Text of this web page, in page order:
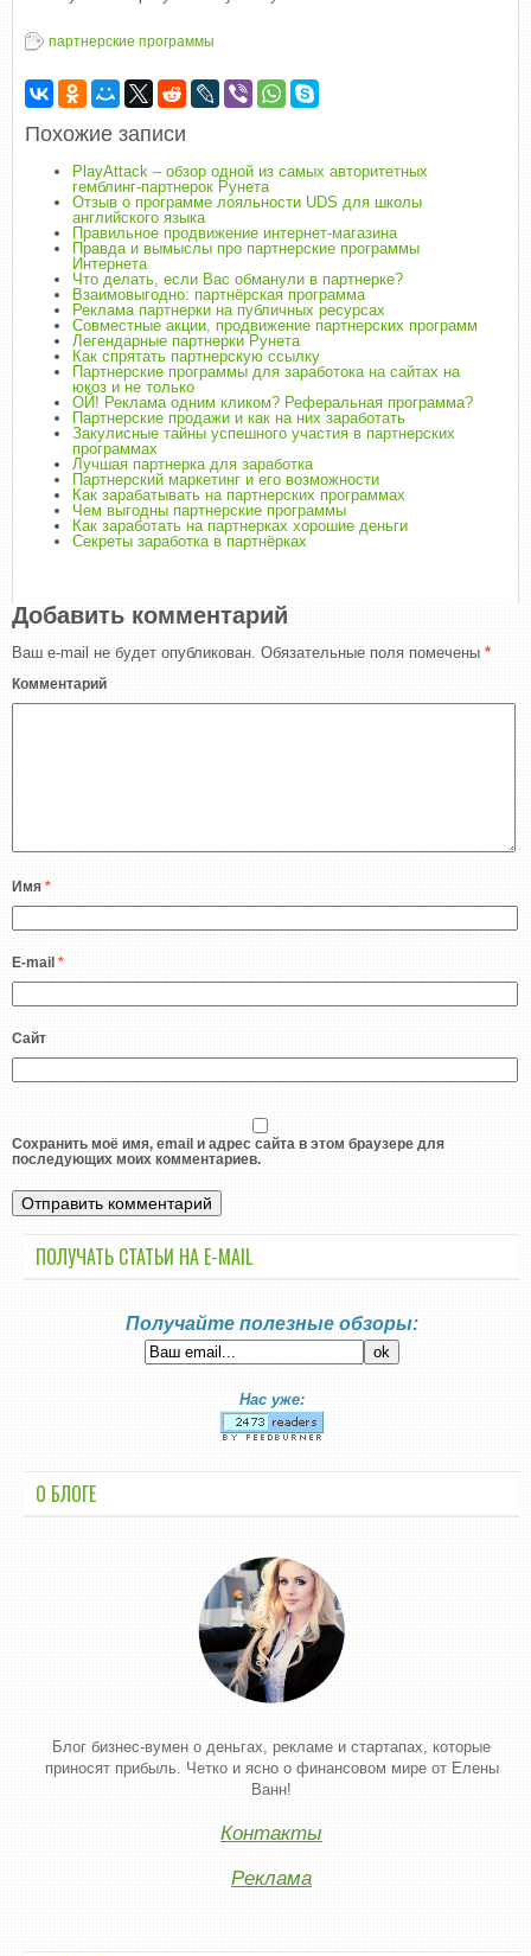
партнерские программы
Похожие записи
PlayAttack – обзор одной из самых авторитетных
гемблинг-партнерок Рунета
Отзыв о программе лояльности UDS для школы
английского языка
Правильное продвижение интернет-магазина
Правда и вымыслы про партнерские программы
Интернета
Что делать, если Вас обманули в партнерке?
Взаимовыгодно: партнёрская программа
Реклама партнерки на публичных ресурсах
Совместные акции, продвижение партнерских программ
Легендарные партнерки Рунета
Как спрятать партнерскую ссылку
Партнерские программы для заработока на сайтах на
юкоз и не только
ОЙ! Реклама одним кликом? Реферальная программа?
Партнерские продажи и как на них заработать
Закулисные тайны успешного участия в партнерских
программах
Лучшая партнерка для заработка
Партнерский маркетинг и его возможности
Как зарабатывать на партнерских программах
Чем выгодны партнерские программы
Как заработать на партнерках хорошие деньги
Секреты заработка в партнёрках
Добавить комментарий
Ваш e-mail не будет опубликован. Обязательные поля помечены *
Комментарий
Имя *
E-mail *
Сайт
Сохранить моё имя, email и адрес сайта в этом браузере для
последующих моих комментариев.
ПОЛУЧАТЬ СТАТЬИ НА E-MАIL
Получайте полезные обзоры:
Нас уже:
О БЛОГЕ
Блог бизнес-вумен о деньгах, рекламе и стартапах, которые
приносят прибыль. Четко и ясно о финансовом мире от Елены
Ванн!
Контакты
Реклама